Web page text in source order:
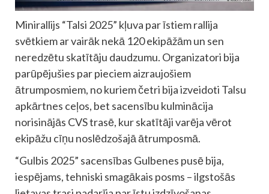
Minirallijs “Talsi 2025” kļuva par īstiem rallija
svētkiem ar vairāk nekā 120 ekipāžām un sen
neredzētu skatītāju daudzumu. Organizatori bija
parūpējušies par pieciem aizraujošiem
ātrumposmiem, no kuriem četri bija izveidoti Talsu
apkārtnes ceļos, bet sacensību kulminācija
norisinājās CVS trasē, kur skatītāji varēja vērot
ekipāžu cīņu noslēdzošajā ātrumposmā.
“Gulbis 2025” sacensības Gulbenes pusē bija,
iespējams, tehniski smagākais posms – ilgstošās